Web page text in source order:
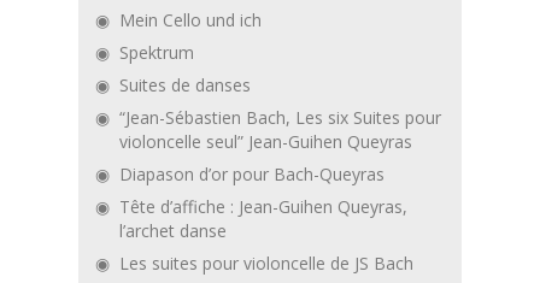
Mein Cello und ich
Spektrum
Suites de danses
“Jean-Sébastien Bach, Les six Suites pour
violoncelle seul” Jean-Guihen Queyras
Diapason d’or pour Bach-Queyras
Tête d’affiche : Jean-Guihen Queyras,
l’archet danse
Les suites pour violoncelle de JS Bach